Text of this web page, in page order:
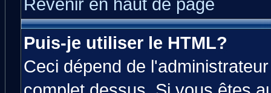
Revenir en haut de page
Puis-je utiliser le HTML?
Ceci dépend de